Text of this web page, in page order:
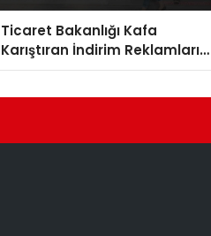
Ticaret Bakanlığı Kafa
Karıştıran İndirim
Mercek Altına Aldı